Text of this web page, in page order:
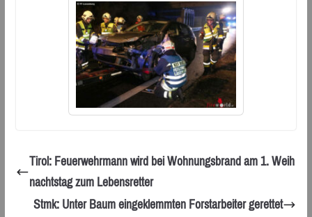
Tirol: Feuerwehrmann wird bei Wohnungsbrand am 1. Weih
nachtstag zum Lebensretter
Stmk: Unter Baum eingeklemmten Forstarbeiter gerettet